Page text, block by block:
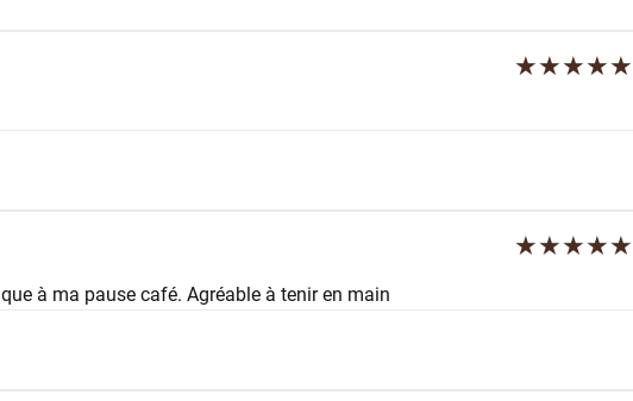
★★★★★
★★★★★
à ma pause café. Agréable à tenir en main